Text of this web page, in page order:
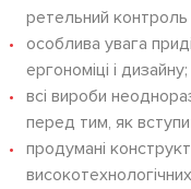
ретельний контроль
особлива увага
ергономіці і дизайну;
всі вироби
перед тим, як
продумані